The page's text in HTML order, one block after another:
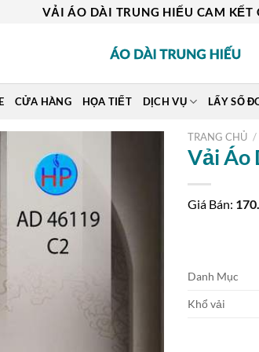
VẢI ÁO DÀI TRUNG HIẾU CAM KẾT
CỬA HÀNG HỌA TIẾT DỊCH VỤ LẤY SỐ
TRANG CHỦ /
Vải Áo
Giá Bán:
Danh Mục
Khổ vải